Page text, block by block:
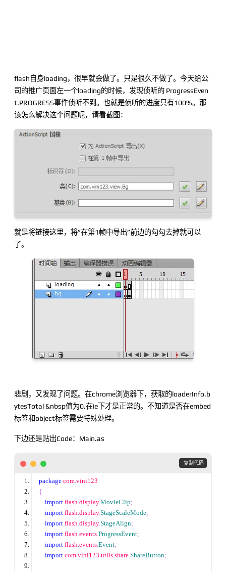
flash自身loading，很早就会做了。只是很久不做了。今天给公
司的推广页面左一个loading的时候，发现侦听的 ProgressEven
t.PROGRESS事件侦听不到。也就是侦听的进度只有100%。那
该怎么解决这个问题呢，请看截图：
就是将链接这里，将”在第1帧中导出”前边的勾勾去掉就可以
了。
悲剧，又发现了问题。在chrome浏览器下，获取的loaderInfo.b
ytesTotal &nbsp值为0.在ie下才是正常的。不知道是否在embed
标签和object标签需要特殊处理。
下边还是贴出Code：Main.as
复制代码
package com.vini123
{
import flash.display.MovieClip;
import flash.display.StageScaleMode;
import flash.display.StageAlign;
import flash.events.ProgressEvent;
import flash.events.Event;
import com.vini123.utils.share.ShareButton;